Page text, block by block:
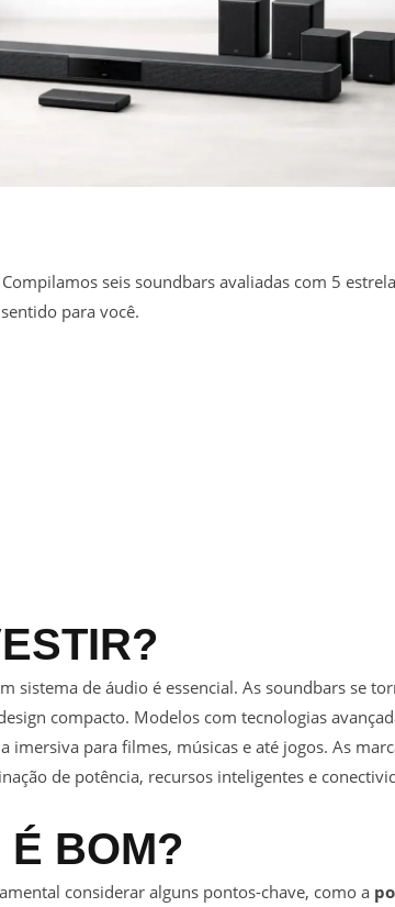
seis soundbars avaliadas com 5
para você.
sistema de áudio é essencial. As soundbars se
compacto. Modelos com tecnologias
imersiva para filmes, músicas e até jogos. As
de potência, recursos inteligentes e
É BOM?
considerar alguns pontos-chave, como a